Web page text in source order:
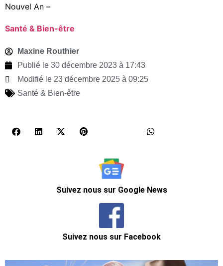
Nouvel An –
Santé & Bien-être
Maxine Routhier
Publié le 30 décembre 2023 à 17:43
Modifié le 23 décembre 2025 à 09:25
Santé & Bien-être
Suivez nous sur Google News
Suivez nous sur Facebook